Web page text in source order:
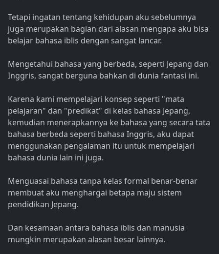
Tetapi ingatan tentang kehidupan aku sebelumnya
juga merupakan bagian dari alasan mengapa aku bisa
belajar bahasa iblis dengan sangat lancar.
Mengetahui bahasa yang berbeda, seperti Jepang dan
Inggris, sangat berguna bahkan di dunia fantasi ini.
Karena kami mempelajari konsep seperti "mata
pelajaran" dan "predikat" di kelas bahasa Jepang,
kemudian menerapkannya ke bahasa yang secara tata
bahasa berbeda seperti bahasa Inggris, aku dapat
menggunakan pengalaman itu untuk mempelajari
bahasa dunia lain ini juga.
Menguasai bahasa tanpa kelas formal benar-benar
membuat aku menghargai betapa maju sistem
pendidikan Jepang.
Dan kesamaan antara bahasa iblis dan manusia
mungkin merupakan alasan besar lainnya.